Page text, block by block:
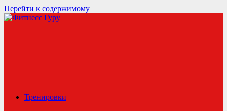
Перейти к содержимому
Тренировки